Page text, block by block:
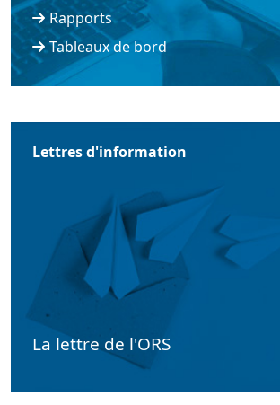
Rapports
Tableaux de bord
Lettres d'information
La lettre de l'ORS